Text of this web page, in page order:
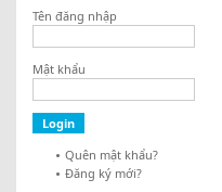
Tên đăng nhập
Mật khẩu
Quên mật khẩu?
Đăng ký mới?